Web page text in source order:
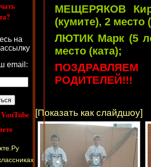
МЕЩЕРЯКОВ
(кумите), 2 место
ЛЮТИК Марк (5
место (ката);
РОДИТЕЛЕЙ!!!
[Показать как слайдшоу]
на
email: